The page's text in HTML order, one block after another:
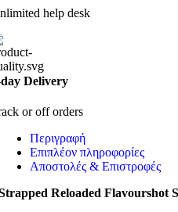
help desk
Delivery
or off orders
Περιγραφή
Επιπλέον πληροφορίες
Αποστολές & Επιστροφές
Reloaded Flavourshot